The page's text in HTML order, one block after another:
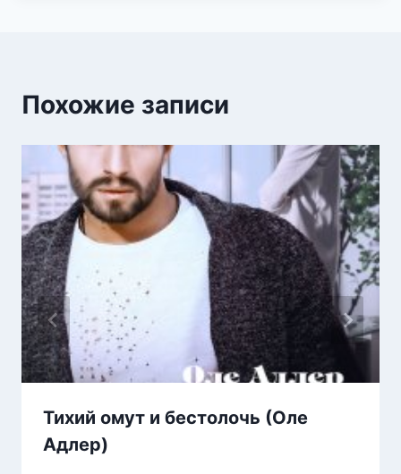
Похожие записи
Тихий омут и бестолочь (Оле
Адлер)